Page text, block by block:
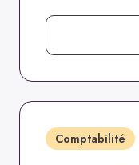
Comptabilité